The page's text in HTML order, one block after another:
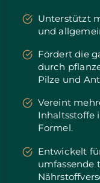
Unterstützt
und
Fördert die
durch
Pilze und
Vereint
Inhaltsstoffe
Formel.
Entwickelt
umfassende
Schweiz
Taiwan
Thailand
Türkei
Vereinigte
Emirate
Vereinigtes